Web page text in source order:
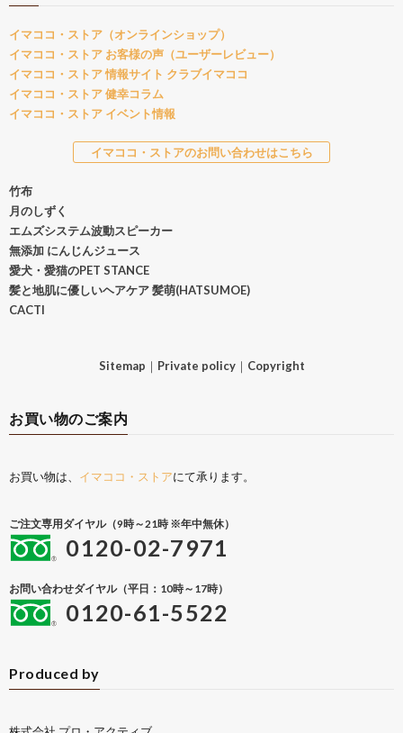
イマココ・ストア（オンラインショップ）
イマココ・ストア お客様の声（ユーザーレビュー）
イマココ・ストア 情報サイト クラブイマココ
イマココ・ストア 健幸コラム
イマココ・ストア イベント情報
イマココ・ストアのお問い合わせはこちら
竹布
月のしずく
エムズシステム波動スピーカー
無添加 にんじんジュース
愛犬・愛猫のPET STANCE
髪と地肌に優しいヘアケア 髪萌(HATSUMOE)
CACTI
Sitemap ｜ Private policy｜ Copyright
お買い物のご案内
お買い物は、 イマココ・ストアにて承ります。
ご注文専用ダイヤル（9時～21時 ※年中無休）
0120-02-7971
お問い合わせダイヤル（平日：10時～17時）
0120-61-5522
Produced by